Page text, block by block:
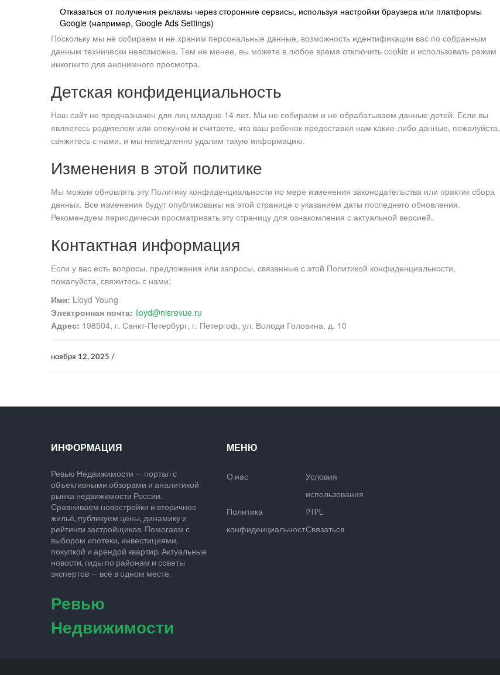
Отказаться от получения рекламы через сторонние сервисы, используя настройки браузера или платформы
Google (например, Google Ads Settings)
Поскольку мы не собираем и не храним персональные данные, возможность идентификации вас по собранным
данным технически невозможна. Тем не менее, вы можете в любое время отключить cookie и использовать режим
инкогнито для анонимного просмотра.
Детская конфиденциальность
Наш сайт не предназначен для лиц младше 14 лет. Мы не собираем и не обрабатываем данные детей. Если вы
являетесь родителем или опекуном и считаете, что ваш ребенок предоставил нам какие-либо данные, пожалуйста,
свяжитесь с нами, и мы немедленно удалим такую информацию.
Изменения в этой политике
Мы можем обновлять эту Политику конфиденциальности по мере изменения законодательства или практик сбора
данных. Все изменения будут опубликованы на этой странице с указанием даты последнего обновления.
Рекомендуем периодически просматривать эту страницу для ознакомления с актуальной версией.
Контактная информация
Если у вас есть вопросы, предложения или запросы, связанные с этой Политикой конфиденциальности,
пожалуйста, свяжитесь с нами:
Имя: Lloyd Young
Электронная почта: lloyd@nisrevue.ru
Адрес: 198504, г. Санкт-Петербург, г. Петергоф, ул. Володи Головина, д. 10
ноября 12, 2025 /
ИНФОРМАЦИЯ
Ревью Недвижимости — портал с
объективными обзорами и аналитикой
рынка недвижимости России.
Сравниваем новостройки и вторичное
жильё, публикуем цены, динамику и
рейтинги застройщиков. Помогаем с
выбором ипотеки, инвестициями,
покупкой и арендой квартир. Актуальные
новости, гиды по районам и советы
экспертов — всё в одном месте.
Ревью
Недвижимости
МЕНЮ
О нас
Условия
использования
Политика
конфиденциальности
PIPL
Связаться